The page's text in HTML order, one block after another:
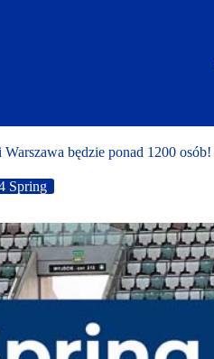
będzie ponad 1200 osób!
Spring